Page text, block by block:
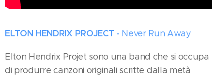
ELTON HENDRIX PROJECT - Never Run Away
Elton Hendrix Projet sono una band che si occupa
di produrre canzoni originali scritte dalla metà